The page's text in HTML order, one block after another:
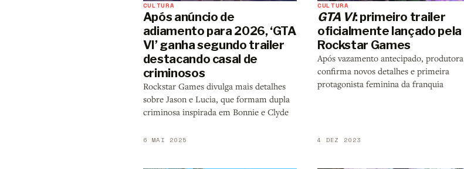
CULTURA
Após anúncio de
adiamento para 2026, ‘GTA
VI’ ganha segundo trailer
destacando casal de
criminosos
Rockstar Games divulga mais detalhes
sobre Jason e Lucia, que formam dupla
criminosa inspirada em Bonnie e Clyde
6 MAI 2025
CULTURA
GTA VI: primeiro trailer
oficialmente lançado pela
Rockstar Games
Após vazamento antecipado, produtora
confirma novos detalhes e primeira
protagonista feminina da franquia
4 DEZ 2023